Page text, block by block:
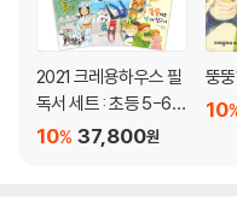
2021 크레용하우스 필
독서 세트 : 초등 5-6학
년
37,800원
10%
뚱
10